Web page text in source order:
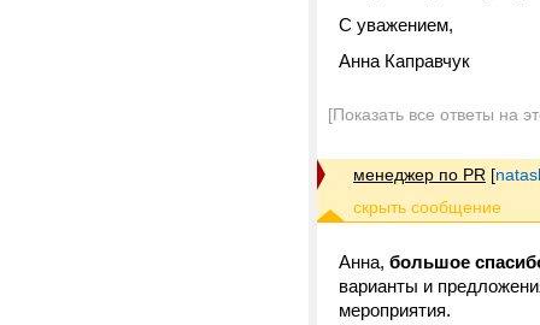
С уважением,
Анна Каправчук
[Показать все ответы на
менеджер по PR [
Анна, большое
варианты и
мероприятия.